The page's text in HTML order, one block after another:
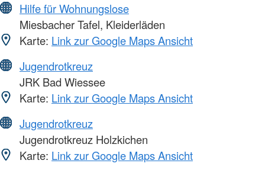
Hilfe für Wohnungslose
Miesbacher Tafel, Kleiderläden
Karte: Link zur Google Maps Ansicht
Jugendrotkreuz
JRK Bad Wiessee
Karte: Link zur Google Maps Ansicht
Jugendrotkreuz
Jugendrotkreuz Holzkichen
Karte: Link zur Google Maps Ansicht